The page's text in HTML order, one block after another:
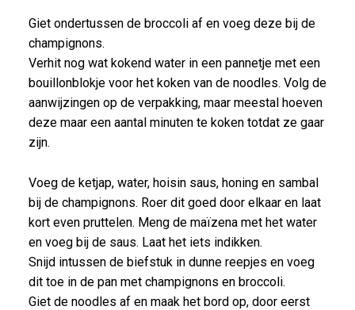
Giet ondertussen de broccoli af en voeg deze bij de
champignons.
Verhit nog wat kokend water in een pannetje met een
bouillonblokje voor het koken van de noodles. Volg de
aanwijzingen op de verpakking, maar meestal hoeven
deze maar een aantal minuten te koken totdat ze gaar
zijn.
Voeg de ketjap, water, hoisin saus, honing en sambal
bij de champignons. Roer dit goed door elkaar en laat
kort even pruttelen. Meng de maïzena met het water
en voeg bij de saus. Laat het iets indikken.
Snijd intussen de biefstuk in dunne reepjes en voeg
dit toe in de pan met champignons en broccoli.
Giet de noodles af en maak het bord op, door eerst